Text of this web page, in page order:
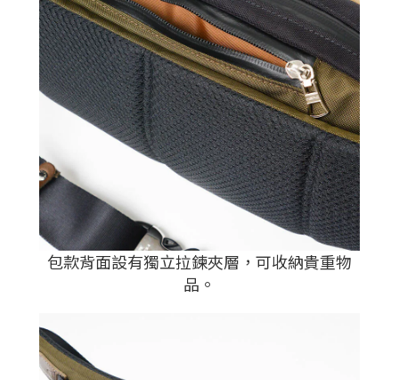
包款背面設有獨立拉鍊夾層，可收納貴重物
品。